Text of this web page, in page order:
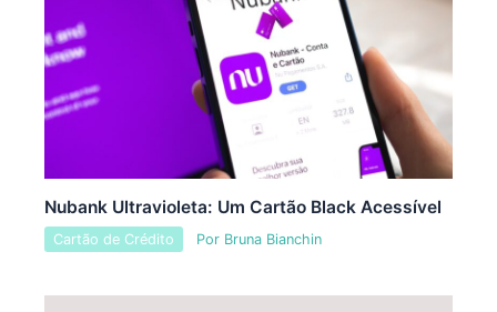
Nubank Ultravioleta: Um Cartão Black Acessível
Cartão de Crédito Por Bruna Bianchin